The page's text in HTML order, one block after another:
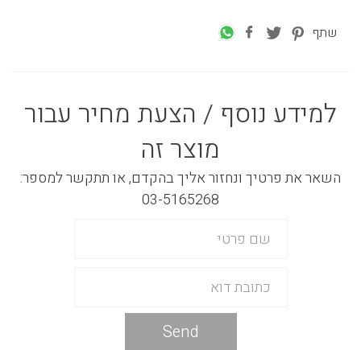
שתף
למידע נוסף / הצעת מחיר עבור
מוצר זה
השאר את פרטיך ונחזור אליך בהקדם, או תתקשר למספר:
03-5165268
Send